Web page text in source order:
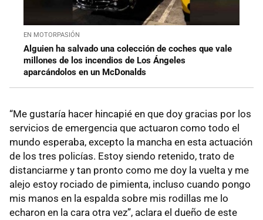
EN MOTORPASIÓN
Alguien ha salvado una colección de coches que vale
millones de los incendios de Los Ángeles
aparcándolos en un McDonalds
“Me gustaría hacer hincapié en que doy gracias por los
servicios de emergencia que actuaron como todo el
mundo esperaba, excepto la mancha en esta actuación
de los tres policías. Estoy siendo retenido, trato de
distanciarme y tan pronto como me doy la vuelta y me
alejo estoy rociado de pimienta, incluso cuando pongo
mis manos en la espalda sobre mis rodillas me lo
echaron en la cara otra vez”, aclara el dueño de este